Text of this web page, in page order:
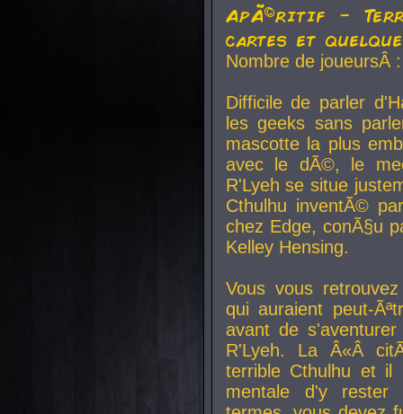
ApÃ©ritif -
cartes et
Nombre de
Difficile de parler
les geeks sans
mascotte la plus
avec le dÃ©, le
R'Lyeh se situe
Cthulhu inventÃ©
chez Edge, conÃ§u
Kelley Hensing.
Vous vous
qui auraient peut-
avant de
R'Lyeh. La Â«Â
terrible Cthulhu et
mentale d'y rester